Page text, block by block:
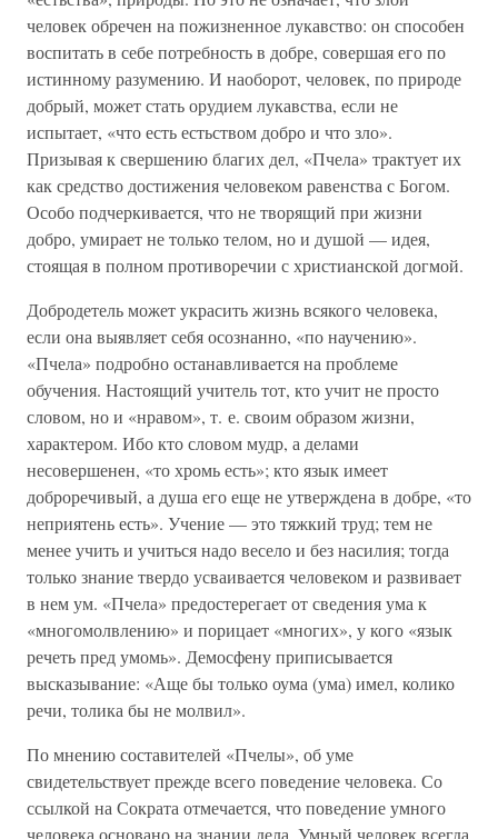
человек обречен на пожизненное лукавство: он способен
воспитать в себе потребность в добре, совершая его по
истинному разумению. И наоборот, человек, по природе
добрый, может стать орудием лукавства, если не
испытает, «что есть естьством добро и что зло».
Призывая к свершению благих дел, «Пчела» трактует их
как средство достижения человеком равенства с Богом.
Особо подчеркивается, что не творящий при жизни
добро, умирает не только телом, но и душой — идея,
стоящая в полном противоречии с христианской догмой.
Добродетель может украсить жизнь всякого человека,
если она выявляет себя осознанно, «по научению».
«Пчела» подробно останавливается на проблеме
обучения. Настоящий учитель тот, кто учит не просто
словом, но и «нравом», т. е. своим образом жизни,
характером. Ибо кто словом мудр, а делами
несовершенен, «то хромь есть»; кто язык имеет
доброречивый, а душа его еще не утверждена в добре, «то
неприятень есть». Учение — это тяжкий труд; тем не
менее учить и учиться надо весело и без насилия; тогда
только знание твердо усваивается человеком и развивает
в нем ум. «Пчела» предостерегает от сведения ума к
«многомолвлению» и порицает «многих», у кого «язык
речеть пред умомь». Демосфену приписывается
высказывание: «Аще бы только оума (ума) имел, колико
речи, толика бы не молвил».
По мнению составителей «Пчелы», об уме
свидетельствует прежде всего поведение человека. Со
ссылкой на Сократа отмечается, что поведение умного
человека основано на знании дела. Умный человек всегда